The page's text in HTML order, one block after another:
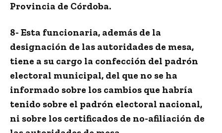
Provincia de Córdoba.
8- Esta funcionaria, además de la
designación de las autoridades de mesa,
tiene a su cargo la confección del padrón
electoral municipal, del que no se ha
informado sobre los cambios que habría
tenido sobre el padrón electoral nacional,
ni sobre los certificados de no-afiliación de